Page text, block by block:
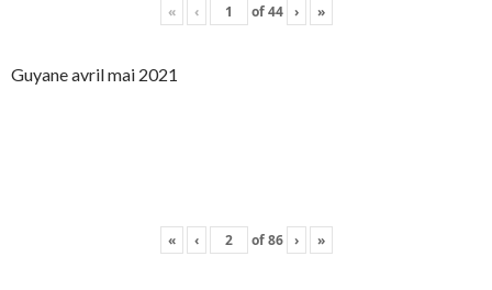
« ‹ of44 › »
Guyane avril mai 2021
« ‹ of86 › »